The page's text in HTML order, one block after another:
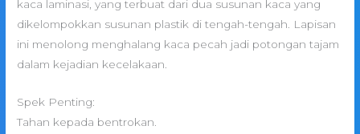
kaca laminasi, yang terbuat dari dua susunan kaca yang
dikelompokkan susunan plastik di tengah-tengah. Lapisan
ini menolong menghalang kaca pecah jadi potongan tajam
dalam kejadian kecelakaan.
Spek Penting:
Tahan kepada bentrokan.